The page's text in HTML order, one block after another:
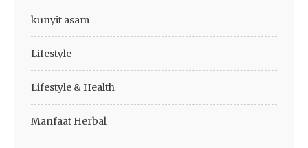
kunyit asam
Lifestyle
Lifestyle & Health
Manfaat Herbal